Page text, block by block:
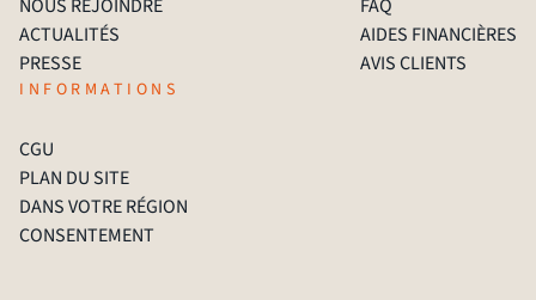
NOUS REJOINDRE
ACTUALITÉS
PRESSE
FAQ
AIDES FINANCIÈRES
AVIS CLIENTS
INFORMATIONS
CGU
PLAN DU SITE
DANS VOTRE RÉGION
CONSENTEMENT